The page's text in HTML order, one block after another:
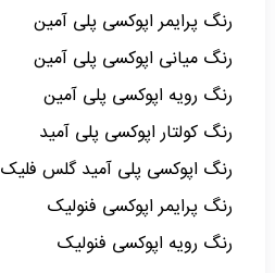
رنگ پرایمر اپوکسی پلی آمین
رنگ میانی اپوکسی پلی آمین
رنگ رویه اپوکسی پلی آمین
رنگ کولتار اپوکسی پلی آمید
رنگ اپوکسی پلی آمید گلس فلیک
رنگ پرایمر اپوکسی فنولیک
رنگ رویه اپوکسی فنولیک